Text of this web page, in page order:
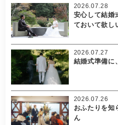
安心して結婚
ておいて欲し
2026.07.28
結婚式準備に
2026.07.27
おふたりを知
ん
2026.07.26